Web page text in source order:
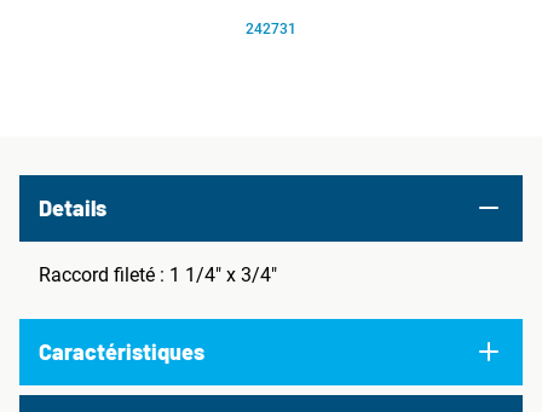
242731
Details
Raccord fileté : 1 1/4" x 3/4"
Caractéristiques